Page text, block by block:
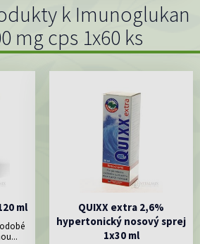
k Imunoglukan
mg cps 1x60 ks
ml
QUIXX extra 2,6%
hypertonický nosový sprej
1x30 ml